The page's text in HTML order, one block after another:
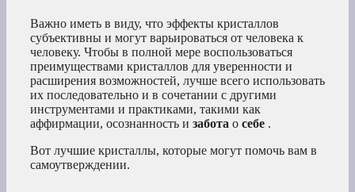
Важно иметь в виду, что эффекты кристаллов
субъективны и могут варьироваться от человека к
человеку. Чтобы в полной мере воспользоваться
преимуществами кристаллов для уверенности и
расширения возможностей, лучше всего использовать
их последовательно и в сочетании с другими
инструментами и практиками, такими как
аффирмации, осознанность и забота о себе .
Вот лучшие кристаллы, которые могут помочь вам в
самоутверждении.